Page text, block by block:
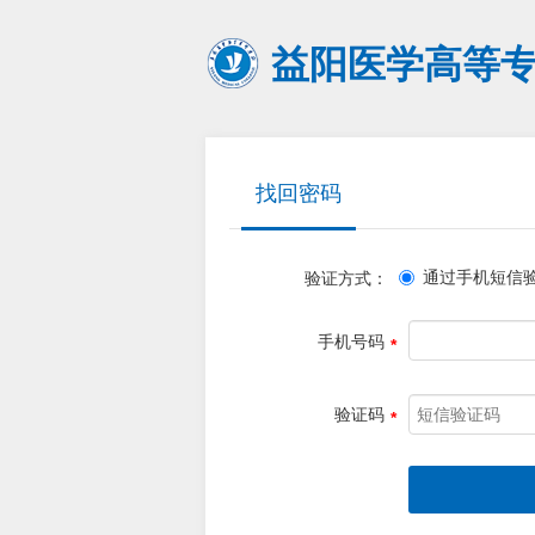
益阳医学高等
找回密码
验证方式： 通过手机短信
手机号码
验证码